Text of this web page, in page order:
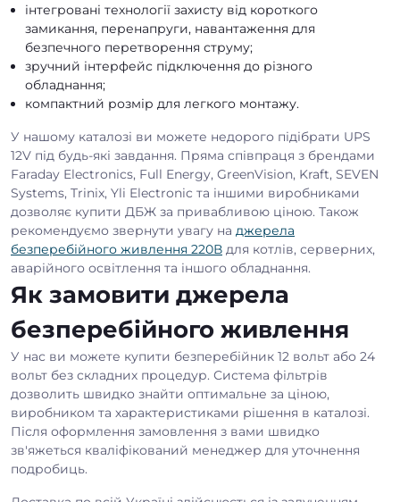
інтегровані технології захисту від короткого
замикання, перенапруги, навантаження для
безпечного перетворення струму;
зручний інтерфейс підключення до різного
обладнання;
компактний розмір для легкого монтажу.
У нашому каталозі ви можете недорого підібрати UPS
12V під будь-які завдання. Пряма співпраця з брендами
Faraday Electronics, Full Energy, GreenVision, Kraft, SEVEN
Systems, Trinix, Yli Electronic та іншими виробниками
дозволяє купити ДБЖ за привабливою ціною. Також
рекомендуємо звернути увагу на джерела
безперебійного живлення 220В для котлів, серверних,
аварійного освітлення та іншого обладнання.
Як замовити джерела
безперебійного живлення
У нас ви можете купити безперебійник 12 вольт або 24
вольт без складних процедур. Система фільтрів
дозволить швидко знайти оптимальне за ціною,
виробником та характеристиками рішення в каталозі.
Після оформлення замовлення з вами швидко
зв'яжеться кваліфікований менеджер для уточнення
подробиць.